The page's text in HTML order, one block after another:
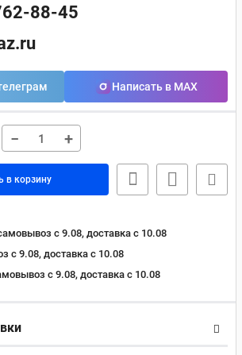
88-45
Написать в MAX
− +
в корзину
с 9.08, доставка c 10.08
с 9.08, доставка c 10.08
с 9.08, доставка c 10.08